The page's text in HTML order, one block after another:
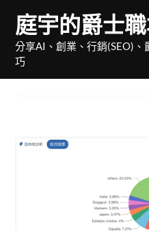
content
庭宇的爵士
分享AI、創業、行銷(SEO)
巧